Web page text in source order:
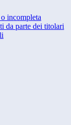
incompleta
da parte dei titolari